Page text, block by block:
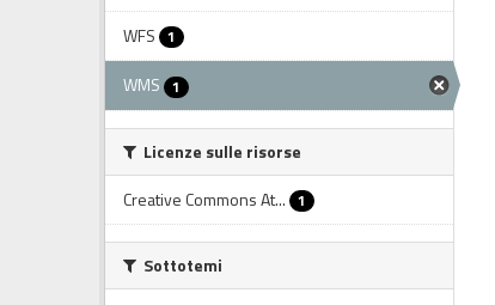
WFS 1
WMS 1
Licenze sulle risorse
Creative Commons At... 1
Sottotemi